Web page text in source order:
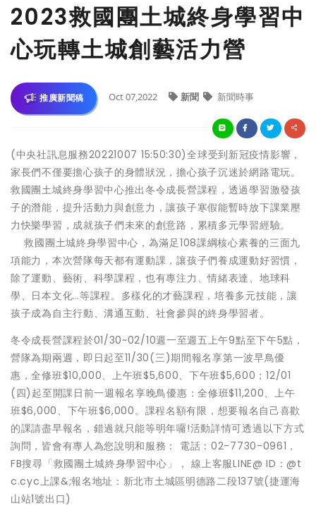
2023救國團土城終身學習中
心玩轉土城創藝活力營
推廣新聞稿 Oct 07,2022 新聞 新聞時事
(中央社訊息服務20221007 15:50:30)全球受到新冠疫情影響，
家長們不僅要擔心孩子的身體狀況，擔心孩子沉迷於網路電玩。
救國團土城終身學習中心推出冬令成長營課程，透過學習激發孩
子的潛能，提升活動力與創意力，讓孩子寒假能暫時放下課業壓
力快樂學習，成就孩子們未來的創意路，累積多元學習經驗。
救國團土城終身學習中心，為滿足108課綱核心素養的三面九
項能力，本次營隊每天都有運動課，讓孩子們養成運動好習慣，
除了運動、藝術、科學課程，也有專注力、情緒表達、地球科
學、日本文化…等課程。多樣化的才藝課程，培養多元技能，讓
孩子成為自主行動、溝通互動、社會參與的終身學習者。
冬令成長營課程於01/30~02/10週一至週五上午9點至下午5點，
營隊為期兩週，即日起至11/30(三)期間報名享第一波早鳥優
惠，全修班$10,000、上午班$5,600、下午班$5,600；12/01
(四)起至開課日前一週報名享晚鳥優惠：全修班$11,200、上午
班$6,000、下午班$6,000。課程名額有限，想要報名自己喜歡
的課請盡早報名，錯過就只能等明年囉!活動詳情可透過以下方式
詢問，皆會有專人為您說明和服務： 電話：02-7730-0961，
FB搜尋「救國團土城終身學習中心」， 線上客服LINE@ ID：@t
c.cyc上課&;報名地址：新北市土城區明德路二段137號(捷運海
山站1號出口)